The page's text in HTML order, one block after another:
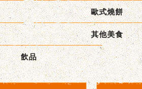
歐式燒餅
其他美食
飲品